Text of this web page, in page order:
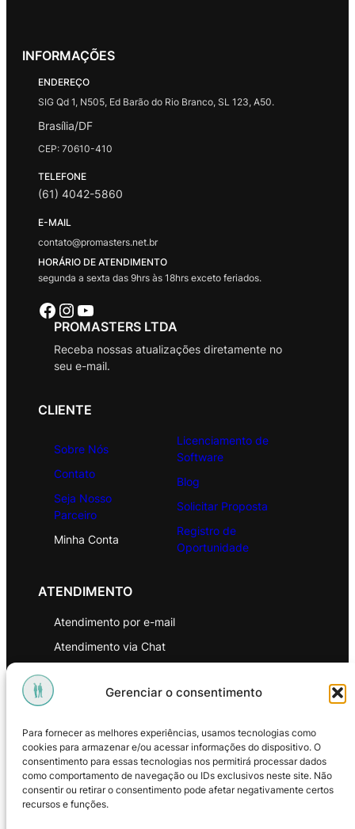
Gerenciar o consentimento
Para fornecer as melhores experiências, usamos tecnologias como
cookies para armazenar e/ou acessar informações do dispositivo. O
consentimento para essas tecnologias nos permitirá processar dados
como comportamento de navegação ou IDs exclusivos neste site. Não
consentir ou retirar o consentimento pode afetar negativamente certos
recursos e funções.
INFORMAÇÕES
ENDEREÇO
SIG Qd 1, N505, Ed Barão do Rio Branco, SL 123, A50.
Brasília/DF
CEP: 70610-410
TELEFONE
(61) 4042-5860
E-MAIL
contato@promasters.net.br
HORÁRIO DE ATENDIMENTO
segunda a sexta das 9hrs às 18hrs exceto feriados.
Facebook Instagram Youtube
PROMASTERS LTDA
Receba nossas atualizações diretamente no
seu e-mail.
CLIENTE
Sobre Nós
Contato
Seja Nosso
Parceiro
Minha Conta
Licenciamento de
Software
Blog
Solicitar Proposta
Registro de
Oportunidade
ATENDIMENTO
Atendimento por e-mail
Atendimento via Chat
Política de Privacidade
Política de Troca e Devoluções
Política de Reembolso